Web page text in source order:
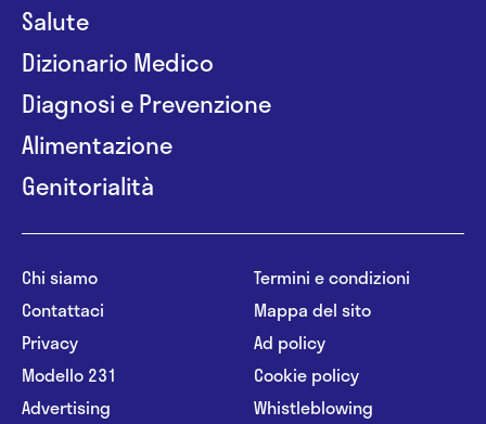
Salute
Dizionario Medico
Diagnosi e Prevenzione
Alimentazione
Genitorialità
Chi siamo
Contattaci
Privacy
Modello 231
Advertising
Termini e condizioni
Mappa del sito
Ad policy
Cookie policy
Whistleblowing